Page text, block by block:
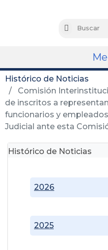
Buscar
Histórico de Noticias
Comisión
de inscritos a
funcionarios y
Judicial ante esta
Histórico de Noticias
2025
2026